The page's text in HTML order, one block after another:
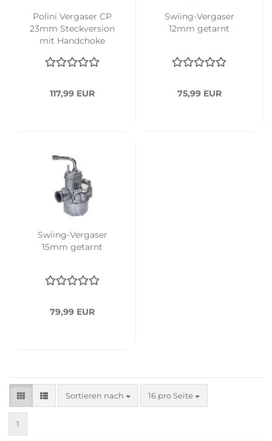
Polini Vergaser CP
23mm Steckversion
mit Handchoke
117,99 EUR
Swiing-Vergaser
12mm getarnt
75,99 EUR
Swiing-Vergaser
15mm getarnt
79,99 EUR
Sortieren nach
Sortieren nach 16 pro Seite
pro Seite
1